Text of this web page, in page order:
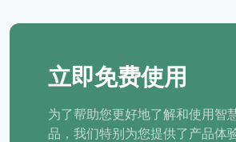
立即免费使用
为了帮助您更好地了解和使用智
品，我们特别为您提供了产品体